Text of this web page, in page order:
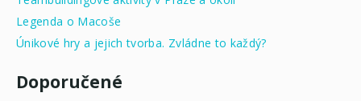
Legenda o Macoše
Únikové hry a jejich tvorba. Zvládne to každý?
Doporučené